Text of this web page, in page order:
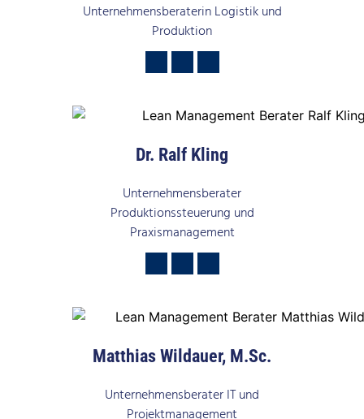
Unternehmensberaterin Logistik und
Produktion
Dr. Ralf Kling
Unternehmensberater
Produktionssteuerung und
Praxismanagement
Matthias Wildauer, M.Sc.
Unternehmensberater IT und
Projektmanagement